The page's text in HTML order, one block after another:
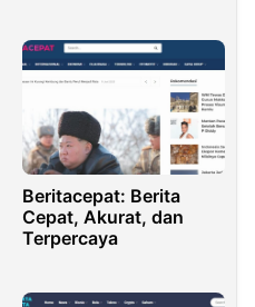
Beritacepat: Berita
Cepat, Akurat, dan
Terpercaya